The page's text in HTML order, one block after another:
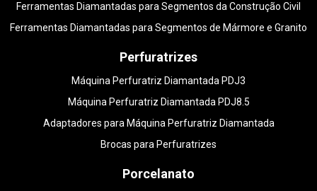
Ferramentas Diamantadas para Segmentos da Construção Civil
Ferramentas Diamantadas para Segmentos de Mármore e Granito
Perfuratrizes
Máquina Perfuratriz Diamantada PDJ3
Máquina Perfuratriz Diamantada PDJ8.5
Adaptadores para Máquina Perfuratriz Diamantada
Brocas para Perfuratrizes
Porcelanato